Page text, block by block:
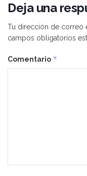
Deja una
Tu dirección de correo
campos obligatorios
Comentario *